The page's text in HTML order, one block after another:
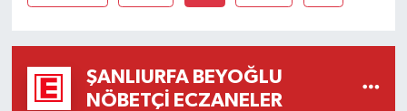
ŞANLIURFA BEYOĞLU
NÖBETÇI ECZANELER